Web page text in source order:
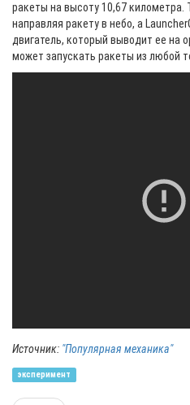
ракеты на высоту 10,67 километра.
направляя ракету в небо, а
двигатель, который выводит ее на
может запускать ракеты из любой
Источник: "Популярная механика"
эксперимент